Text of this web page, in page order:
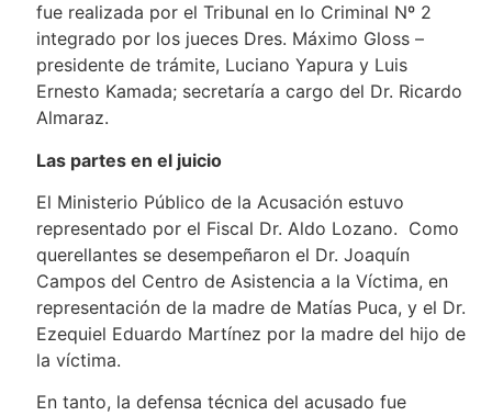
fue realizada por el Tribunal en lo Criminal Nº 2
integrado por los jueces Dres. Máximo Gloss –
presidente de trámite, Luciano Yapura y Luis
Ernesto Kamada; secretaría a cargo del Dr. Ricardo
Almaraz.
Las partes en el juicio
El Ministerio Público de la Acusación estuvo
representado por el Fiscal Dr. Aldo Lozano. Como
querellantes se desempeñaron el Dr. Joaquín
Campos del Centro de Asistencia a la Víctima, en
representación de la madre de Matías Puca, y el Dr.
Ezequiel Eduardo Martínez por la madre del hijo de
la víctima.
En tanto, la defensa técnica del acusado fue